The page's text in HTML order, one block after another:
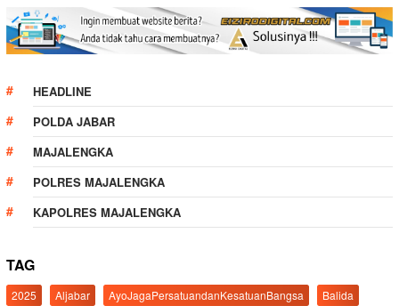
HEADLINE
POLDA JABAR
MAJALENGKA
POLRES MAJALENGKA
KAPOLRES MAJALENGKA
TAG
2025 Aljabar AyoJagaPersatuandanKesatuanBangsa
Balida